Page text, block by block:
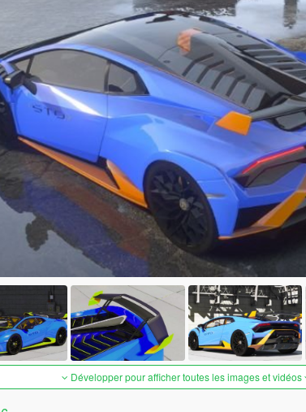
Développer pour afficher toutes les images et vidéos